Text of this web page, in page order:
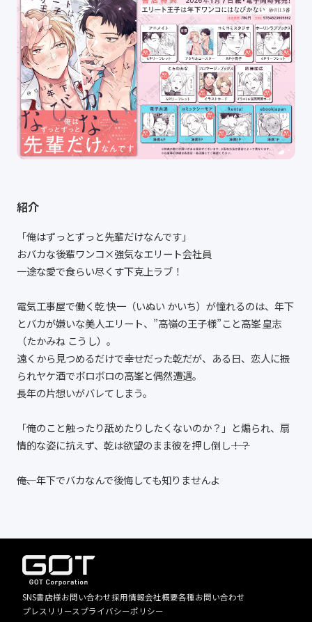
紹介
「俺はずっとずっと先輩だけなんです」
おバカな後輩ワンコ×強気なエリート会社員
一途な愛で食らい尽くす下克上ラブ！
電気工事屋で働く乾 快一（いぬい かいち）が憧れるのは、年下
とバカが嫌いな美人エリート、”高嶺の王子様”こと高峯 皇志
（たかみね こうし）。
遠くから見つめるだけで幸せだった乾だが、ある日、恋人に振
られヤケ酒でボロボロの高峯と偶然遭遇。
長年の片想いがバレてしまう。
「俺のこと触ったり舐めたりしたくないのか？」と煽られ、扇
情的な姿に抗えず、乾は欲望のまま彼を押し倒し――！？
――俺、年下でバカなんで後悔しても知りませんよ
SNS書店様お問い合わせ採用情報会社概要各種お問い合わせ
プレスリリースプライバシーポリシー